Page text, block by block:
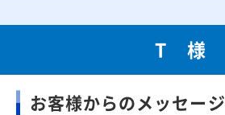
T 様
お客様からのメッセージ